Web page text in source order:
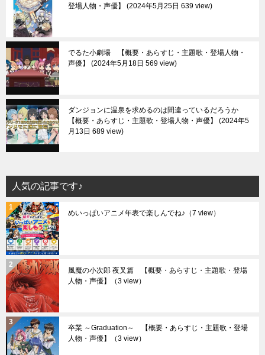
登場人物・声優】
2024年5月25日 639 view
でるた小劇場 【概要・あらすじ・主題歌・登場人物・
声優】
2024年5月18日 569 view
ダンジョンに温泉を求めるのは間違っているだろうか
【概要・あらすじ・主題歌・登場人物・声優】
2024年5
月13日 689 view
人気の記事です♪
めいっぱいアニメ年表で楽しんでね♪ （7 view）
風魔の小次郎 夜叉篇 【概要・あらすじ・主題歌・登場
人物・声優】
（3 view）
卒業 ～Graduation～ 【概要・あらすじ・主題歌・登場
人物・声優】
（3 view）